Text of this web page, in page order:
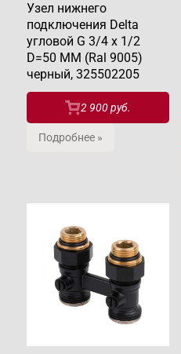
Узел нижнего
подключения Delta
угловой G 3/4 x 1/2
D=50 MM (Ral 9005)
черный, 325502205
2 900 руб.
Подробнее »